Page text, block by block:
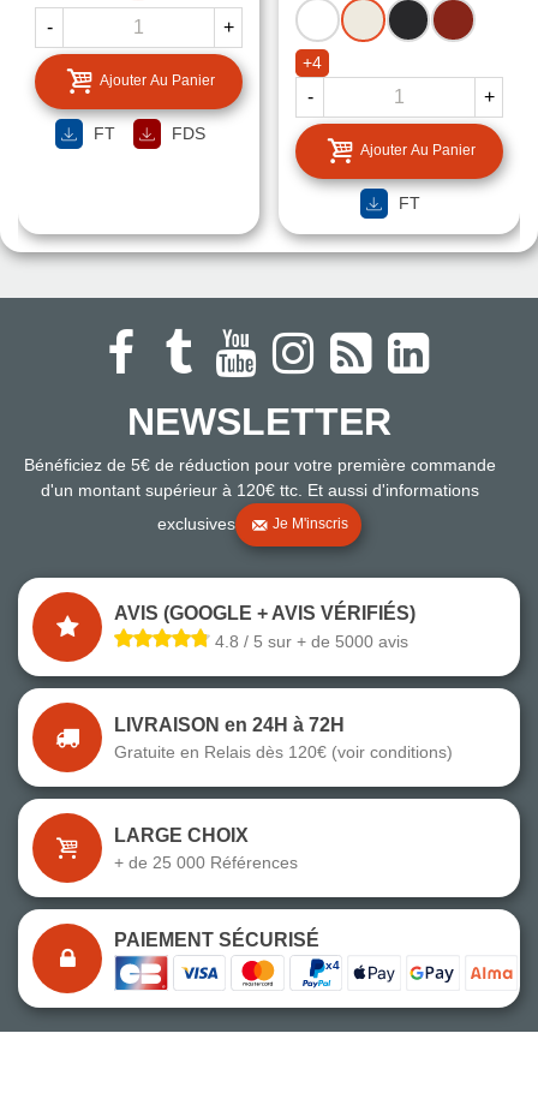
- +
Ajouter Au Panier
FT FDS
BLANC BLANC
CREME
NOIR
MAT
ROUGE
BASQUE
+4
- +
Ajouter Au Panier
FT
NEWSLETTER
Bénéficiez de 5€ de réduction pour votre première commande
d'un montant supérieur à 120€ ttc. Et aussi d'informations
exclusives
Je M'inscris
AVIS (GOOGLE + AVIS VÉRIFIÉS)
4.8 / 5 sur + de 5000 avis
LIVRAISON en 24H à 72H
Gratuite en Relais dès 120€ (voir conditions)
LARGE CHOIX
+ de 25 000 Références
PAIEMENT SÉCURISÉ